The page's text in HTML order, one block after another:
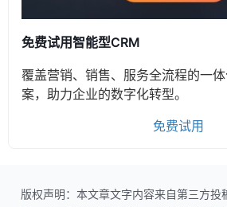
免费试用智能型CRM
覆盖营销、销售、服务全流程的一
案，助力企业的数字化转型。
免费试用
版权声明：本文章文字内容来自第三方投